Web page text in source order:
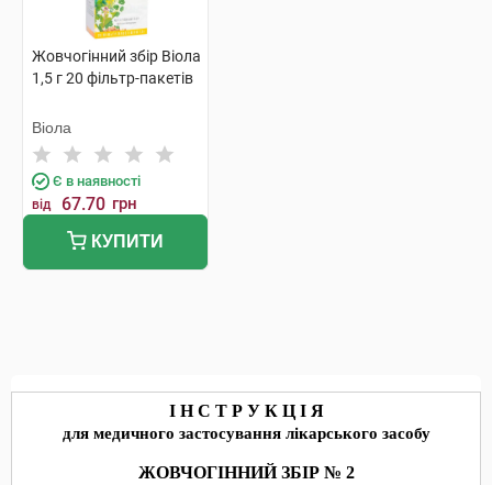
Жовчогінний збір Віола
1,5 г 20 фільтр-пакетів
Віола
Є в наявності
від 67.70 грн
КУПИТИ